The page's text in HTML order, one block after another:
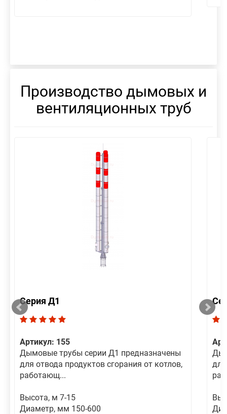
Производство дымовых и
вентиляционных труб
Серия Д1
Артикул: 155
Дымовые трубы серии Д1 предназначены
для отвода продуктов сгорания от котлов,
работающ...
Высота, м 7-15
Диаметр, мм 150-600